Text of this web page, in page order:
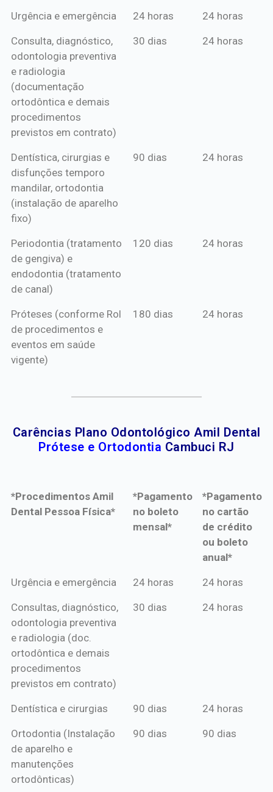
*Procedimentos Amil
*Pagamento
mensal*
*Pagamento
de crédito
Urgência e emergência 24 horas 24 horas
Consulta, diagnóstico,
odontologia preventiva
e radiologia
(documentação
ortodôntica e demais
procedimentos
previstos em contrato)
30 dias 24 horas
Dentística, cirurgias e
disfunções temporo
mandilar, ortodontia
(instalação de aparelho
fixo)
90 dias 24 horas
Periodontia (tratamento
de gengiva) e
endodontia (tratamento
de canal)
120 dias 24 horas
Próteses (conforme Rol
de procedimentos e
eventos em saúde
vigente)
180 dias 24 horas
Carências Plano Odontológico Amil Dental
Prótese e Ortodontia Cambuci RJ
*Procedimentos Amil
Dental Pessoa Física*
*Pagamento
no boleto
mensal*
*Pagamento
no cartão
de crédito
ou boleto
anual*
*Procedimentos Amil
*Pagamento
mensal*
*Pagamento
de crédito
Urgência e emergência 24 horas 24 horas
Consultas, diagnóstico,
odontologia preventiva
e radiologia (doc.
ortodôntica e demais
procedimentos
previstos em contrato)
30 dias 24 horas
Dentística e cirurgias 90 dias 24 horas
Ortodontia (Instalação
de aparelho e
manutenções
ortodônticas)
90 dias 90 dias